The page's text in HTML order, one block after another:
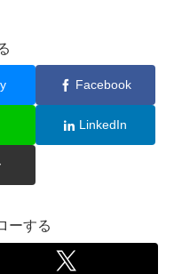
Facebook
LinkedIn
ーする